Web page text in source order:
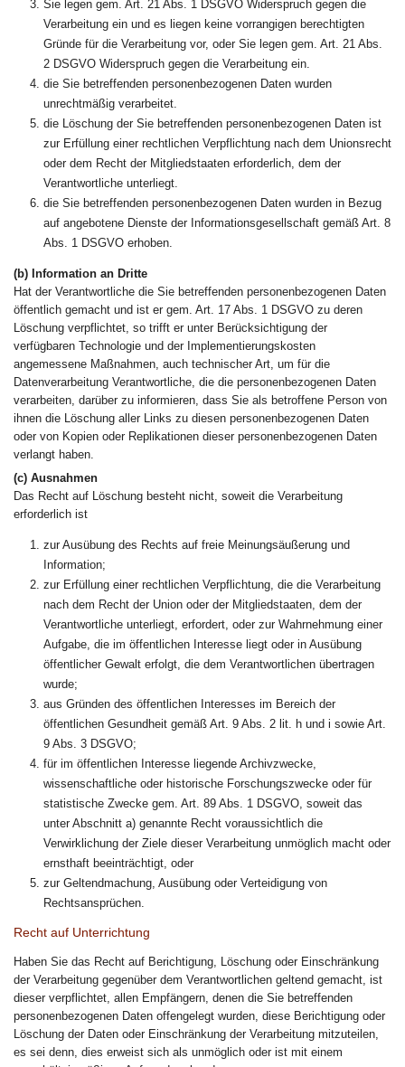
Sie legen gem. Art. 21 Abs. 1 DSGVO Widerspruch gegen die
Verarbeitung ein und es liegen keine vorrangigen berechtigten
Gründe für die Verarbeitung vor, oder Sie legen gem. Art. 21 Abs.
2 DSGVO Widerspruch gegen die Verarbeitung ein.
die Sie betreffenden personenbezogenen Daten wurden
unrechtmäßig verarbeitet.
die Löschung der Sie betreffenden personenbezogenen Daten ist
zur Erfüllung einer rechtlichen Verpflichtung nach dem Unionsrecht
oder dem Recht der Mitgliedstaaten erforderlich, dem der
Verantwortliche unterliegt.
die Sie betreffenden personenbezogenen Daten wurden in Bezug
auf angebotene Dienste der Informationsgesellschaft gemäß Art. 8
Abs. 1 DSGVO erhoben.
(b) Information an Dritte
Hat der Verantwortliche die Sie betreffenden personenbezogenen Daten
öffentlich gemacht und ist er gem. Art. 17 Abs. 1 DSGVO zu deren
Löschung verpflichtet, so trifft er unter Berücksichtigung der
verfügbaren Technologie und der Implementierungskosten
angemessene Maßnahmen, auch technischer Art, um für die
Datenverarbeitung Verantwortliche, die die personenbezogenen Daten
verarbeiten, darüber zu informieren, dass Sie als betroffene Person von
ihnen die Löschung aller Links zu diesen personenbezogenen Daten
oder von Kopien oder Replikationen dieser personenbezogenen Daten
verlangt haben.
(c) Ausnahmen
Das Recht auf Löschung besteht nicht, soweit die Verarbeitung
erforderlich ist
zur Ausübung des Rechts auf freie Meinungsäußerung und
Information;
zur Erfüllung einer rechtlichen Verpflichtung, die die Verarbeitung
nach dem Recht der Union oder der Mitgliedstaaten, dem der
Verantwortliche unterliegt, erfordert, oder zur Wahrnehmung einer
Aufgabe, die im öffentlichen Interesse liegt oder in Ausübung
öffentlicher Gewalt erfolgt, die dem Verantwortlichen übertragen
wurde;
aus Gründen des öffentlichen Interesses im Bereich der
öffentlichen Gesundheit gemäß Art. 9 Abs. 2 lit. h und i sowie Art.
9 Abs. 3 DSGVO;
für im öffentlichen Interesse liegende Archivzwecke,
wissenschaftliche oder historische Forschungszwecke oder für
statistische Zwecke gem. Art. 89 Abs. 1 DSGVO, soweit das
unter Abschnitt a) genannte Recht voraussichtlich die
Verwirklichung der Ziele dieser Verarbeitung unmöglich macht oder
ernsthaft beeinträchtigt, oder
zur Geltendmachung, Ausübung oder Verteidigung von
Rechtsansprüchen.
Recht auf Unterrichtung
Haben Sie das Recht auf Berichtigung, Löschung oder Einschränkung
der Verarbeitung gegenüber dem Verantwortlichen geltend gemacht, ist
dieser verpflichtet, allen Empfängern, denen die Sie betreffenden
personenbezogenen Daten offengelegt wurden, diese Berichtigung oder
Löschung der Daten oder Einschränkung der Verarbeitung mitzuteilen,
es sei denn, dies erweist sich als unmöglich oder ist mit einem